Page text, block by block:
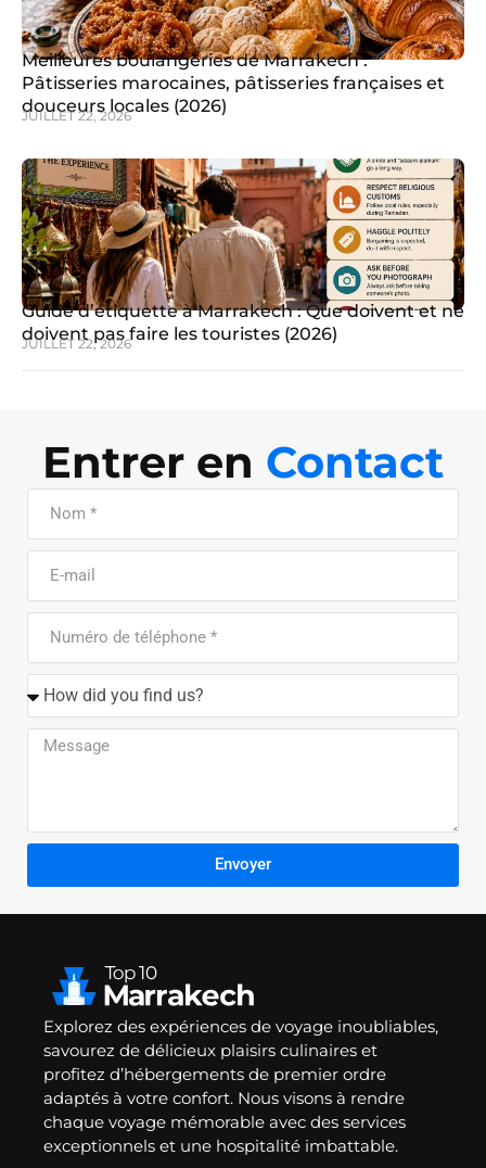
Meilleures boulangeries de Marrakech :
Pâtisseries marocaines, pâtisseries françaises et
douceurs locales (2026)
JUILLET 22, 2026
Guide d’étiquette à Marrakech : Que doivent et ne
doivent pas faire les touristes (2026)
JUILLET 22, 2026
Entrer en Contact
Envoyer
Explorez des expériences de voyage inoubliables,
savourez de délicieux plaisirs culinaires et
profitez d’hébergements de premier ordre
adaptés à votre confort. Nous visons à rendre
chaque voyage mémorable avec des services
exceptionnels et une hospitalité imbattable.